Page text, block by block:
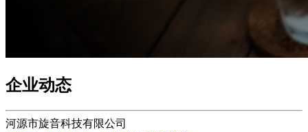
企业动态
河源市旋音科技有限公司